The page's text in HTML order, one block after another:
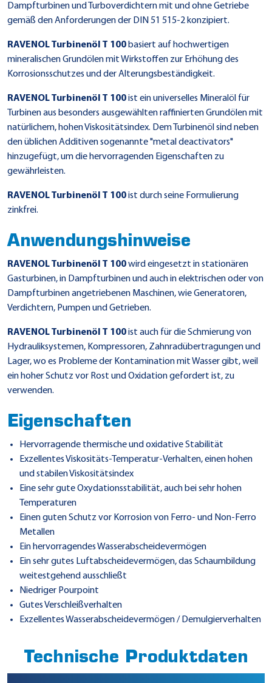
Dampfturbinen und Turboverdichtern mit und ohne Getriebe
gemäß den Anforderungen der DIN 51 515-2 konzipiert.
RAVENOL Turbinenöl T 100 basiert auf hochwertigen
mineralischen Grundölen mit Wirkstoffen zur Erhöhung des
Korrosionsschutzes und der Alterungsbeständigkeit.
RAVENOL Turbinenöl T 100ist ein universelles Mineralöl für
Turbinen aus besonders ausgewählten raffinierten Grundölen mit
natürlichem, hohen Viskositätsindex. Dem Turbinenöl sind neben
den üblichen Additiven sogenannte "metal deactivators"
hinzugefügt, um die hervorragenden Eigenschaften zu
gewährleisten.
RAVENOL Turbinenöl T 100ist durch seine Formulierung
zinkfrei.
Anwendungshinweise
RAVENOL Turbinenöl T 100wird eingesetzt in stationären
Gasturbinen, in Dampfturbinen und auch in elektrischen oder von
Dampfturbinen angetriebenen Maschinen, wie Generatoren,
Verdichtern, Pumpen und Getrieben.
RAVENOL Turbinenöl T 100ist auch für die Schmierung von
Hydrauliksystemen, Kompressoren, Zahnradübertragungen und
Lager, wo es Probleme der Kontamination mit Wasser gibt, weil
ein hoher Schutz vor Rost und Oxidation gefordert ist, zu
verwenden.
Eigenschaften
Hervorragende thermische und oxidative Stabilität
Exzellentes Viskositäts-Temperatur-Verhalten, einen hohen
und stabilen Viskositätsindex
Eine sehr gute Oxydationsstabilität, auch bei sehr hohen
Temperaturen
Einen guten Schutz vor Korrosion von Ferro- und Non-Ferro
Metallen
Ein hervorragendes Wasserabscheidevermögen
Ein sehr gutes Luftabscheidevermögen, das Schaumbildung
weitestgehend ausschließt
Niedriger Pourpoint
Gutes Verschleißverhalten
Exzellentes Wasserabscheidevermögen / Demulgierverhalten
Technische Produktdaten